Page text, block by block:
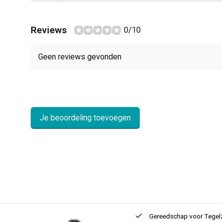
Reviews 0/10
Geen reviews gevonden
Je beoordeling toevoegen
Innovatie Gereedschap voor